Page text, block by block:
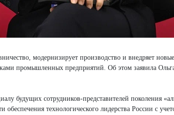
модернизирует производство и внедряет
промышленных предприятий. Об этом заявила
будущих сотрудников-представителей поколения
технологического лидерства России с